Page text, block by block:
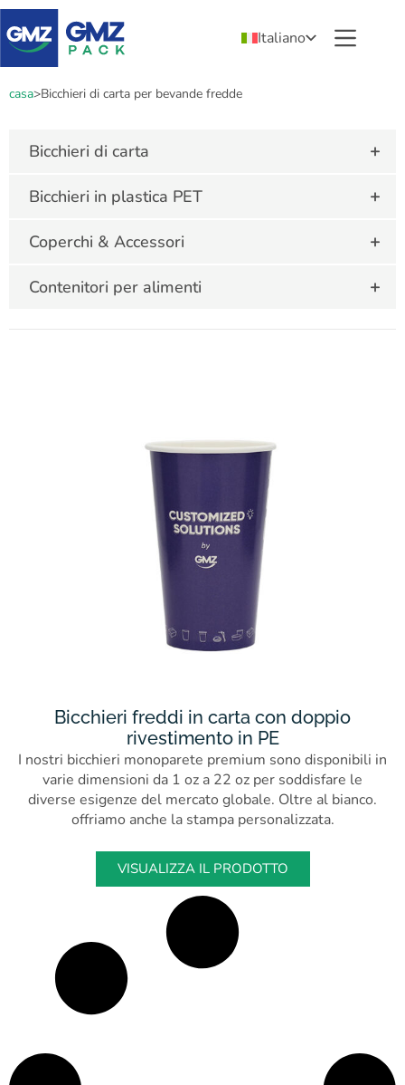
Italiano
casa>Bicchieri di carta per bevande fredde
+
Bicchieri di carta
+
Bicchieri in plastica PET
+
Coperchi & Accessori
+
Contenitori per alimenti
Bicchieri freddi in carta con doppio
rivestimento in PE
I nostri bicchieri monoparete premium sono disponibili in
varie dimensioni da 1 oz a 22 oz per soddisfare le
diverse esigenze del mercato globale. Oltre al bianco.
offriamo anche la stampa personalizzata.
VISUALIZZA IL PRODOTTO